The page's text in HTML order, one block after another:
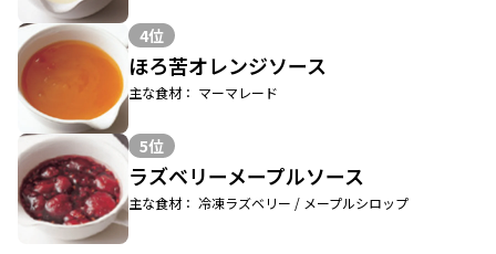
4位
ほろ苦オレンジソース
主な食材： マーマレード
5位
ラズベリーメープルソース
主な食材： 冷凍ラズベリー / メープルシロップ